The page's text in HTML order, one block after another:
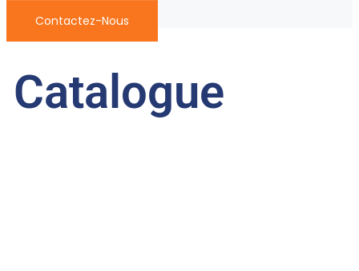
Contactez-Nous
Catalogue